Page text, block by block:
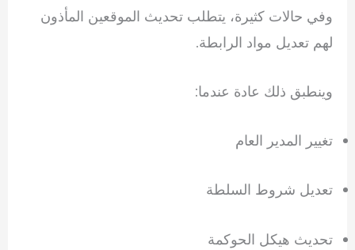
وفي حالات كثيرة، يتطلب تحديث الموقعين المأذون
لهم تعديل مواد الرابطة.
وينطبق ذلك عادة عندما:
تغيير المدير العام
تعديل شروط السلطة
تحديث هيكل الحوكمة